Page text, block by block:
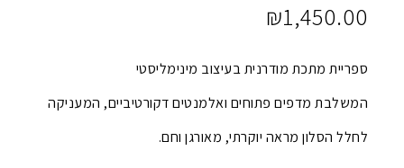
₪1,450.00
ספריית מתכת מודרנית בעיצוב מינימליסטי
המשלבת מדפים פתוחים ואלמנטים דקורטיביים, המעניקה
לחלל הסלון מראה יוקרתי, מאורגן וחם.